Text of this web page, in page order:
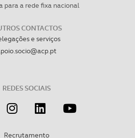
para a rede fixa nacional
CONTACTOS
e serviços
REDES SOCIAIS
Recrutamento